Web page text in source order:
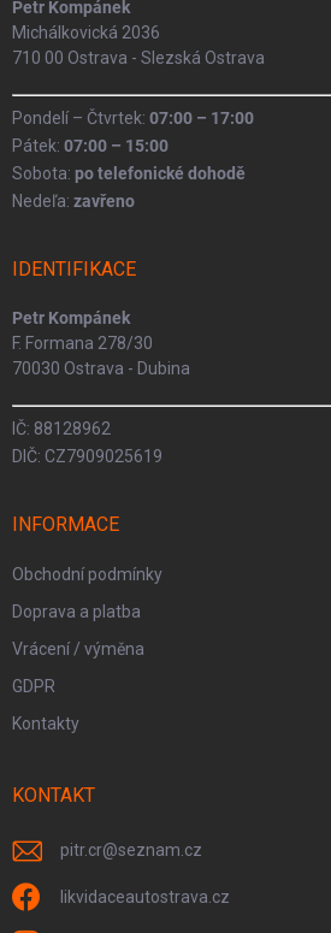
Petr Kompánek
Michálkovická 2036
710 00 Ostrava - Slezská Ostrava
Pondelí – Čtvrtek: 07:00 – 17:00
Pátek: 07:00 – 15:00
Sobota: po telefonické dohodě
Nedeľa: zavřeno
IDENTIFIKACE
Petr Kompánek
F. Formana 278/30
70030 Ostrava - Dubina
IČ: 88128962
DIČ: CZ7909025619
INFORMACE
Obchodní podmínky
Doprava a platba
Vrácení / výměna
GDPR
Kontakty
KONTAKT
pitr.cr@seznam.cz
likvidaceautostrava.cz